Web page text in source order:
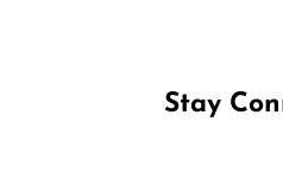
Stay